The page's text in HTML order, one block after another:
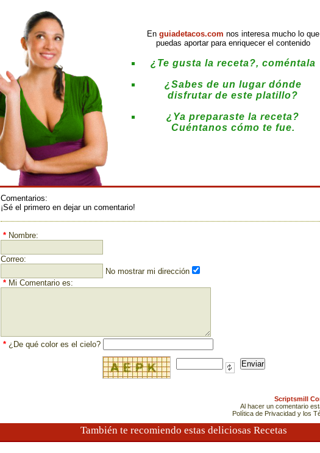
En guiadetacos.com nos interesa mucho lo que
puedas aportar para enriquecer el contenido
¿Te gusta la receta?, coméntala
¿Sabes de un lugar dónde
disfrutar de este platillo?
¿Ya preparaste la receta?
Cuéntanos cómo te fue.
Comentarios:
¡Sé el primero en dejar un comentario!
* Nombre:
Correo:
No mostrar mi dirección
* Mi Comentario es:
* ¿De qué color es el cielo?
Scriptsmill
Al hacer un comentario
Política de Privacidad y los
También te recomiendo estas deliciosas Recetas